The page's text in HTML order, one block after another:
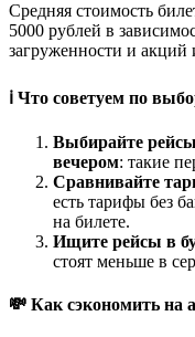
Средняя стоимость
5000 рублей в
загруженности и акций
ℹ️ Что советуем по
Выбирайте
вечером: такие
Сравнивайте
есть тарифы без
на билете.
Ищите рейсы в
стоят меньше в
💸 Как сэкономить на